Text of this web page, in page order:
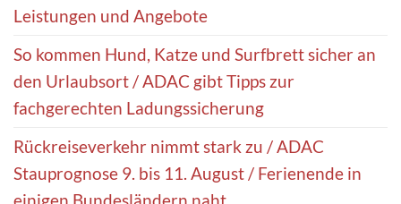
Leistungen und Angebote
So kommen Hund, Katze und Surfbrett sicher an
den Urlaubsort / ADAC gibt Tipps zur
fachgerechten Ladungssicherung
Rückreiseverkehr nimmt stark zu / ADAC
Stauprognose 9. bis 11. August / Ferienende in
einigen Bundesländern naht